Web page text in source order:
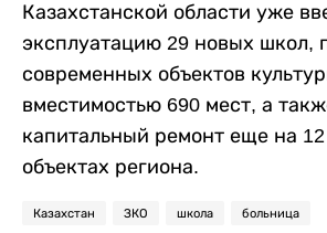
Казахстанской области уже
эксплуатацию 29 новых школ,
современных объектов
вместимостью 690 мест, а
капитальный ремонт еще на
объектах региона.
Казахстан ЗКО школа больница